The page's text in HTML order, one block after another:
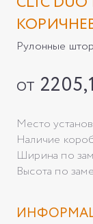
Рулонные
от
Место
Наличие
Ширина по
Высота по